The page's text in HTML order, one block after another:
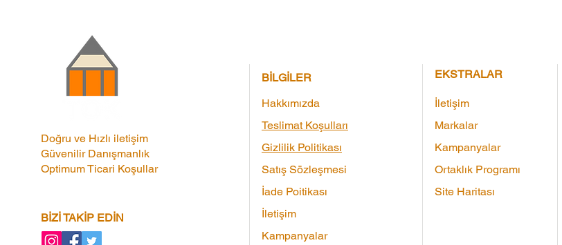
Doğru ve Hızlı iletişim
Güvenilir Danışmanlık
Optimum Ticari Koşullar
BİZİ TAKİP EDİN
BİLGİLER
Hakkımızda
Teslimat Koşulları
Gizlilik Politikası
Satış Sözleşmesi
İade Poitikası
İletişim
Kampanyalar
EKSTRALAR
İletişim
Markalar
Kampanyalar
Ortaklık Programı
Site Haritası